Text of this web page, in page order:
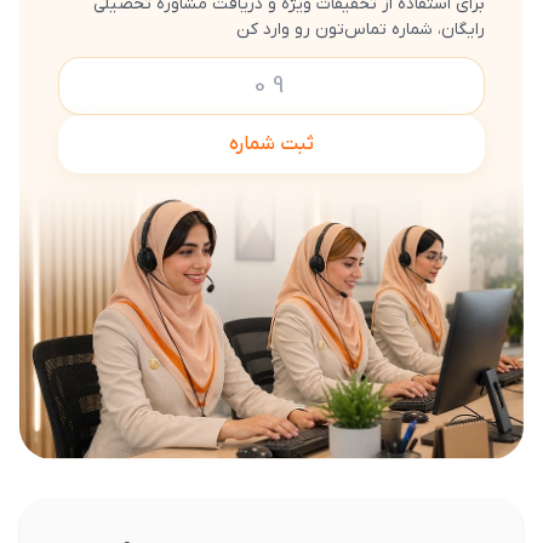
رایگان، شماره تماس‌تون رو وارد کن
ثبت شماره